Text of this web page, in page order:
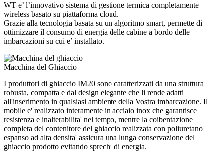
WT e’ l’innovativo sistema di gestione termica completamente
wireless basato su piattaforma cloud.
Grazie alla tecnologia basata su un algoritmo smart, permette di
ottimizzare il consumo di energia delle cabine a bordo delle
imbarcazioni su cui e’ installato.
Macchina del Ghiaccio
I produttori di ghiaccio IM20 sono caratterizzati da una struttura
robusta, compatta e dal design elegante che li rende adatti
all'inserimento in qualsiasi ambiente della Vostra imbarcazione. Il
mobile e' realizzato interamente in acciaio inox che garantisce
resistenza e inalterabilita' nel tempo, mentre la coibentazione
completa del contenitore del ghiaccio realizzata con poliuretano
espanso ad alta densita' assicura una lunga conservazione del
ghiaccio prodotto evitando sprechi di energia.